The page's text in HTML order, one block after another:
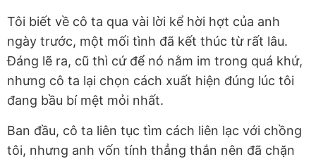
Tôi biết về cô ta qua vài lời kể hời hợt của anh
ngày trước, một mối tình đã kết thúc từ rất lâu.
Đáng lẽ ra, cũ thì cứ để nó nằm im trong quá khứ,
nhưng cô ta lại chọn cách xuất hiện đúng lúc tôi
đang bầu bí mệt mỏi nhất.
Ban đầu, cô ta liên tục tìm cách liên lạc với chồng
tôi, nhưng anh vốn tính thẳng thắn nên đã chặn